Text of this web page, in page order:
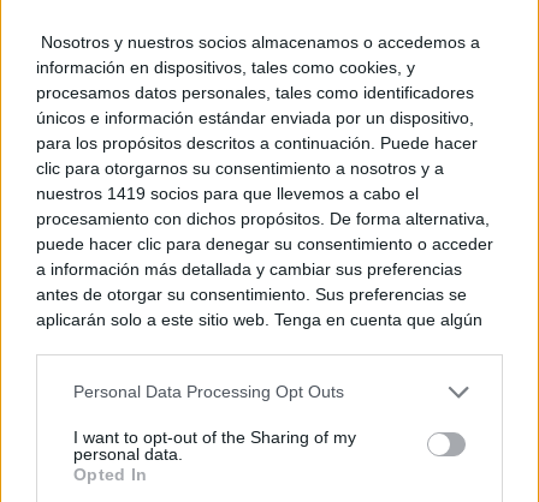
Nosotros y nuestros socios almacenamos o accedemos a
información en dispositivos, tales como cookies, y
procesamos datos personales, tales como identificadores
únicos e información estándar enviada por un dispositivo,
para los propósitos descritos a continuación. Puede hacer
clic para otorgarnos su consentimiento a nosotros y a
nuestros 1419 socios para que llevemos a cabo el
procesamiento con dichos propósitos. De forma alternativa,
puede hacer clic para denegar su consentimiento o acceder
a información más detallada y cambiar sus preferencias
antes de otorgar su consentimiento. Sus preferencias se
aplicarán solo a este sitio web. Tenga en cuenta que algún
rechazar tal procesamiento. Puede cambiar sus preferencias
a este sitio y haciendo clic en el botón "Privacidad" en la
parte inferior de la página web.
Personal Data Processing Opt Outs
I want to opt-out of the Sharing of my
personal data.
Opted In
Corepunk MMORPG
Un verdadero MMORPG de la vieja escuela ¡Cómo los
de antes, pero mejor!
DISCOVER WITH
Últimas noticias
para vivir 40...
06/08/2026